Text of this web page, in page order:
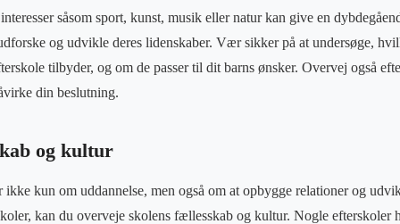
såsom sport, kunst, musik eller natur kan give en
og udvikle deres lidenskaber. Vær sikker på at undersøge,
tilbyder, og om de passer til dit barns ønsker. Overvej også
din beslutning.
og kultur
kun om uddannelse, men også om at opbygge relationer og
kan du overveje skolens fællesskab og kultur. Nogle efterskoler